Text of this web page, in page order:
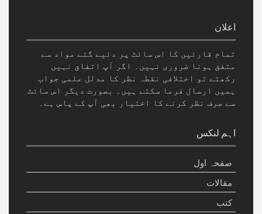
اعلان
تمام قارئیں کا اس سائٹ پر دئیے گئے مواد سے
متفق ہونا ضروری نہیں۔ اگر آپ اتفاق نہیں
رکھتے تو اختلافی نقطہ نظر کا مدلل علمی جواب
ہمیں ارسال فرما سکتے ہیں۔ بصورت دیگر اس سائٹ
سے صرف نظر کرنے کا اختیار بھی آپ کے پاس ہے۔
اہم لنکس
صفحہ اول
مقالات
کتب